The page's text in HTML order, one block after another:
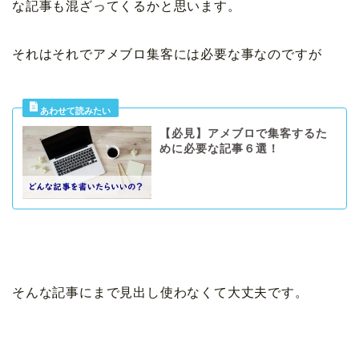
な記事も混ざってくるかと思います。
それはそれでアメブロ集客には必要な事なのですが
【必見】アメブロで集客するた
めに必要な記事６選！
そんな記事にまで見出し使わなくて大丈夫です。